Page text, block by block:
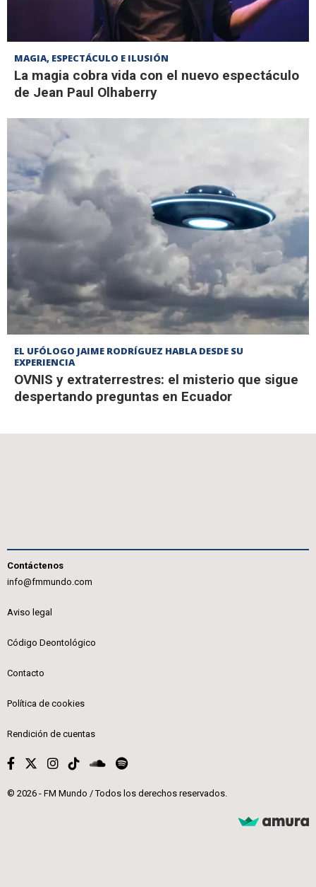
MAGIA, ESPECTÁCULO E ILUSIÓN
La magia cobra vida con el nuevo espectáculo
de Jean Paul Olhaberry
EL UFÓLOGO JAIME RODRÍGUEZ HABLA DESDE SU
EXPERIENCIA
OVNIS y extraterrestres: el misterio que sigue
despertando preguntas en Ecuador
Contáctenos
info@fmmundo.com
Aviso legal
Código Deontológico
Contacto
Política de cookies
Rendición de cuentas
© 2026 - FM Mundo / Todos los derechos reservados.